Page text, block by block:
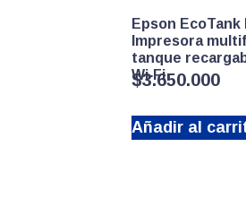
Epson EcoTank
Impresora
tanque
Wi‑Fi
$3.650.000
Añadir al